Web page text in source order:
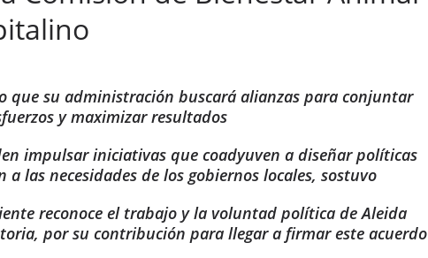
que su administración buscará alianzas para conjuntar
y maximizar resultados
impulsar iniciativas que coadyuven a diseñar políticas
a las necesidades de los gobiernos locales, sostuvo
reconoce el trabajo y la voluntad política de Aleida
por su contribución para llegar a firmar este acuerdo